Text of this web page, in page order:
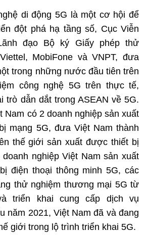
di động 5G là một cơ hội để
đột phá hạ tầng số, Cục Viễn
đạo Bộ ký Giấy phép thử
MobiFone và VNPT, đưa
trong những nước đầu tiên trên
công nghệ 5G trên thực tế,
trò dẫn dắt trong ASEAN về 5G.
Nam có 2 doanh nghiệp sản xuất
mạng 5G, đưa Việt Nam thành
thế giới sản xuất được thiết bị
nghiệp Việt Nam sản xuất
điện thoại thông minh 5G, các
thử nghiệm thương mại 5G từ
triển khai cung cấp dịch vụ
năm 2021, Việt Nam đã và đang
giới trong lộ trình triển khai 5G.